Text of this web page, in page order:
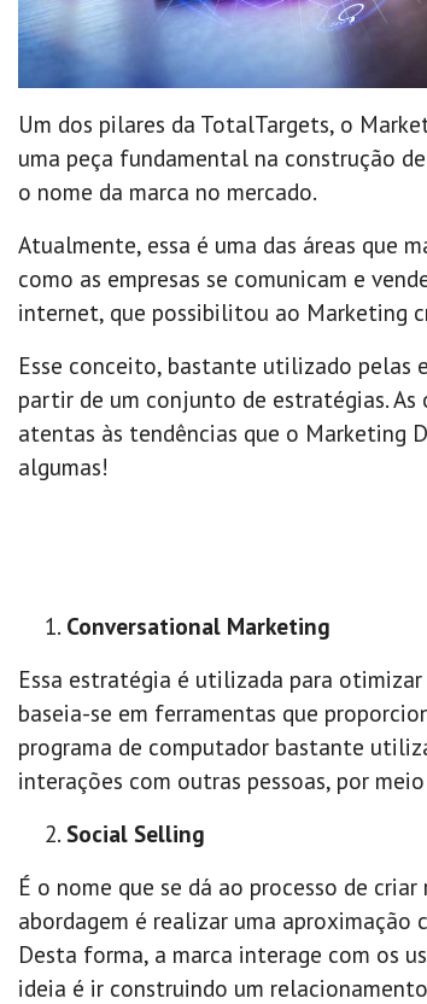
Um dos pilares da TotalTargets, o
uma peça fundamental na construção
o nome da marca no mercado.
Atualmente, essa é uma das áreas que
como as empresas se comunicam e
internet, que possibilitou ao Marketing
Esse conceito, bastante utilizado pelas
partir de um conjunto de estratégias. As
atentas às tendências que o Marketing
algumas!
Conversational Marketing
Essa estratégia é utilizada para
baseia-se em ferramentas que
programa de computador bastante
interações com outras pessoas, por
Social Selling
É o nome que se dá ao processo de
abordagem é realizar uma aproximação
Desta forma, a marca interage com os
ideia é ir construindo um